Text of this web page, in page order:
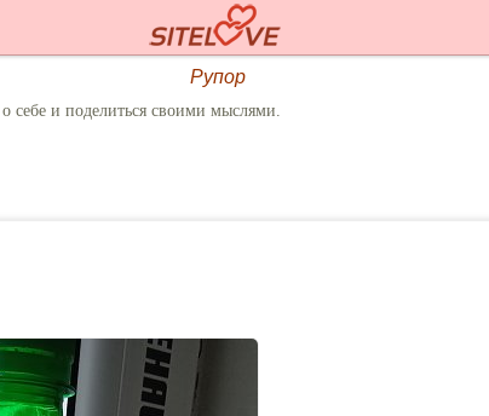
Рупор
себе и поделиться своими мыслями.